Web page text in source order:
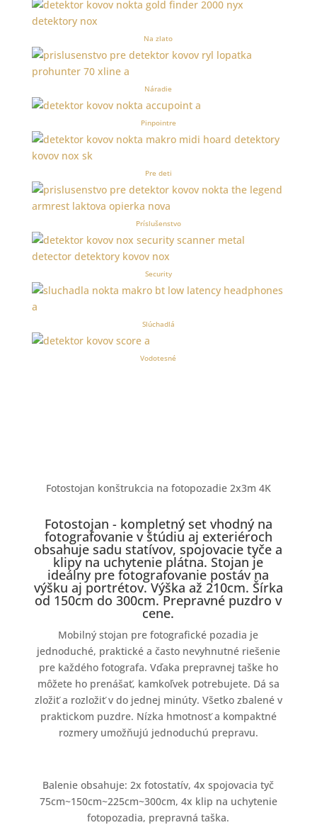
Na zlato
Náradie
Pinpointre
Pre deti
Príslušenstvo
Security
Slúchadlá
Vodotesné
Fotostojan konštrukcia na fotopozadie 2x3m 4K
Fotostojan - kompletný set vhodný na
fotografovanie v štúdiu aj exteriéroch
obsahuje sadu statívov, spojovacie tyče a
klipy na uchytenie plátna. Stojan je
ideálny pre fotografovanie postáv na
výšku aj portrétov. Výška až 210cm. Šírka
od 150cm do 300cm. Prepravné puzdro v
cene.
Mobilný stojan pre fotografické pozadia je
jednoduché, praktické a často nevyhnutné riešenie
pre každého fotografa. Vďaka prepravnej taške ho
môžete ho prenášať, kamkoľvek potrebujete. Dá sa
zložiť a rozložiť v do jednej minúty. Všetko zbalené v
praktickom puzdre. Nízka hmotnosť a kompaktné
rozmery umožňujú jednoduchú prepravu.
Balenie obsahuje: 2x fotostatív, 4x spojovacia tyč
75cm~150cm~225cm~300cm, 4x klip na uchytenie
fotopozadia, prepravná taška.